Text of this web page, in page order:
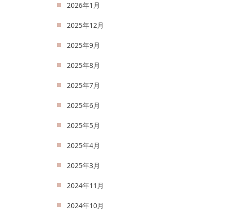
2026年1月
2025年12月
2025年9月
2025年8月
2025年7月
2025年6月
2025年5月
2025年4月
2025年3月
2024年11月
2024年10月